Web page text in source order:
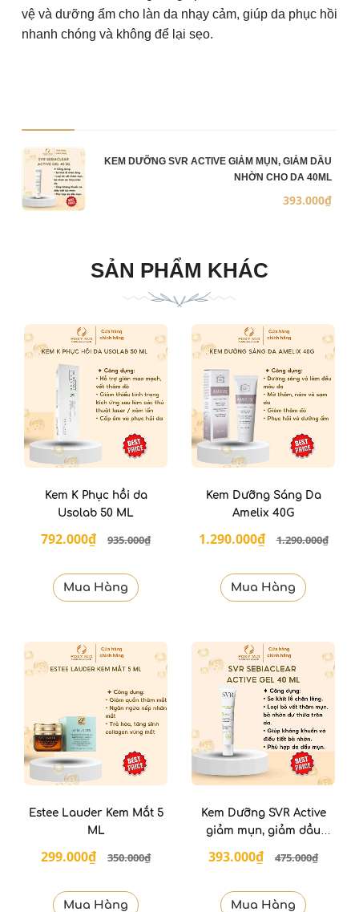
vệ và dưỡng ẩm cho làn da nhạy cảm, giúp da phục hồi
nhanh chóng và không để lại sẹo.
Ảnh sản phẩmKEM DƯỠNG SVR ACTIVE GIẢM MỤN, GIẢM DẦU
NHỜN CHO DA 40ML
393.000₫
SẢN PHẨM KHÁC
Kem K Phục hồi da
Usolab 50 ML
792.000₫ 935.000₫
Mua Hàng
Kem Dưỡng Sáng Da
Amelix 40G
1.290.000₫ 1.290.000₫
Mua Hàng
Estee Lauder Kem Mắt 5
ML
299.000₫ 350.000₫
Mua Hàng
Kem Dưỡng SVR Active
giảm mụn, giảm dầu
393.000₫ 475.000₫
Mua Hàng